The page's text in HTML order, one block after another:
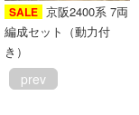
SALE 京阪2400系 7両
編成セット（動力付
き）
prev